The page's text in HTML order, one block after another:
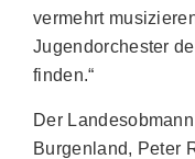
vermehrt
Jugendorchester
finden.“
Der
Burgenland, Peter